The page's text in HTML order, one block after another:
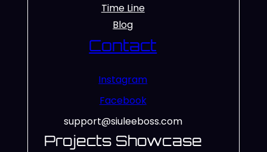
Time Line
Blog
Contact
Instagram
Facebook
support@siuleeboss.com
Projects Showcase